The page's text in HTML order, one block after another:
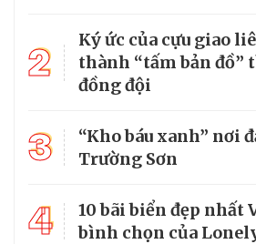
2
Ký ức của cựu giao
thành “tấm bản đồ”
đồng đội
3
“Kho báu xanh” nơi
Trường Sơn
4
10 bãi biển đẹp nhất
bình chọn của